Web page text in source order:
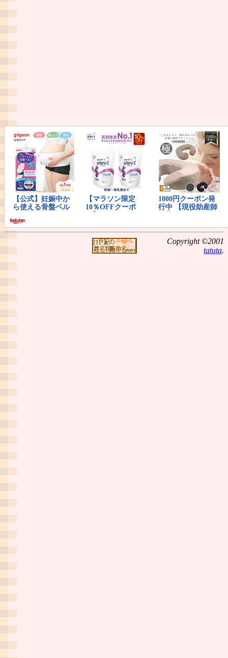
Copyright ©2001
tatuta.